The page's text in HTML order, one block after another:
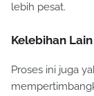
lebih pesat.
Kelebihan
Proses ini juga